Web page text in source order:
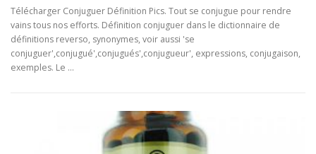
Télécharger Conjuguer Définition Pics. Tout se conjugue pour rendre
vains tous nos efforts. Définition conjuguer dans le dictionnaire de
définitions reverso, synonymes, voir aussi 'se
conjuguer',conjugué',conjugués',conjugueur', expressions, conjugaison,
exemples. Le …